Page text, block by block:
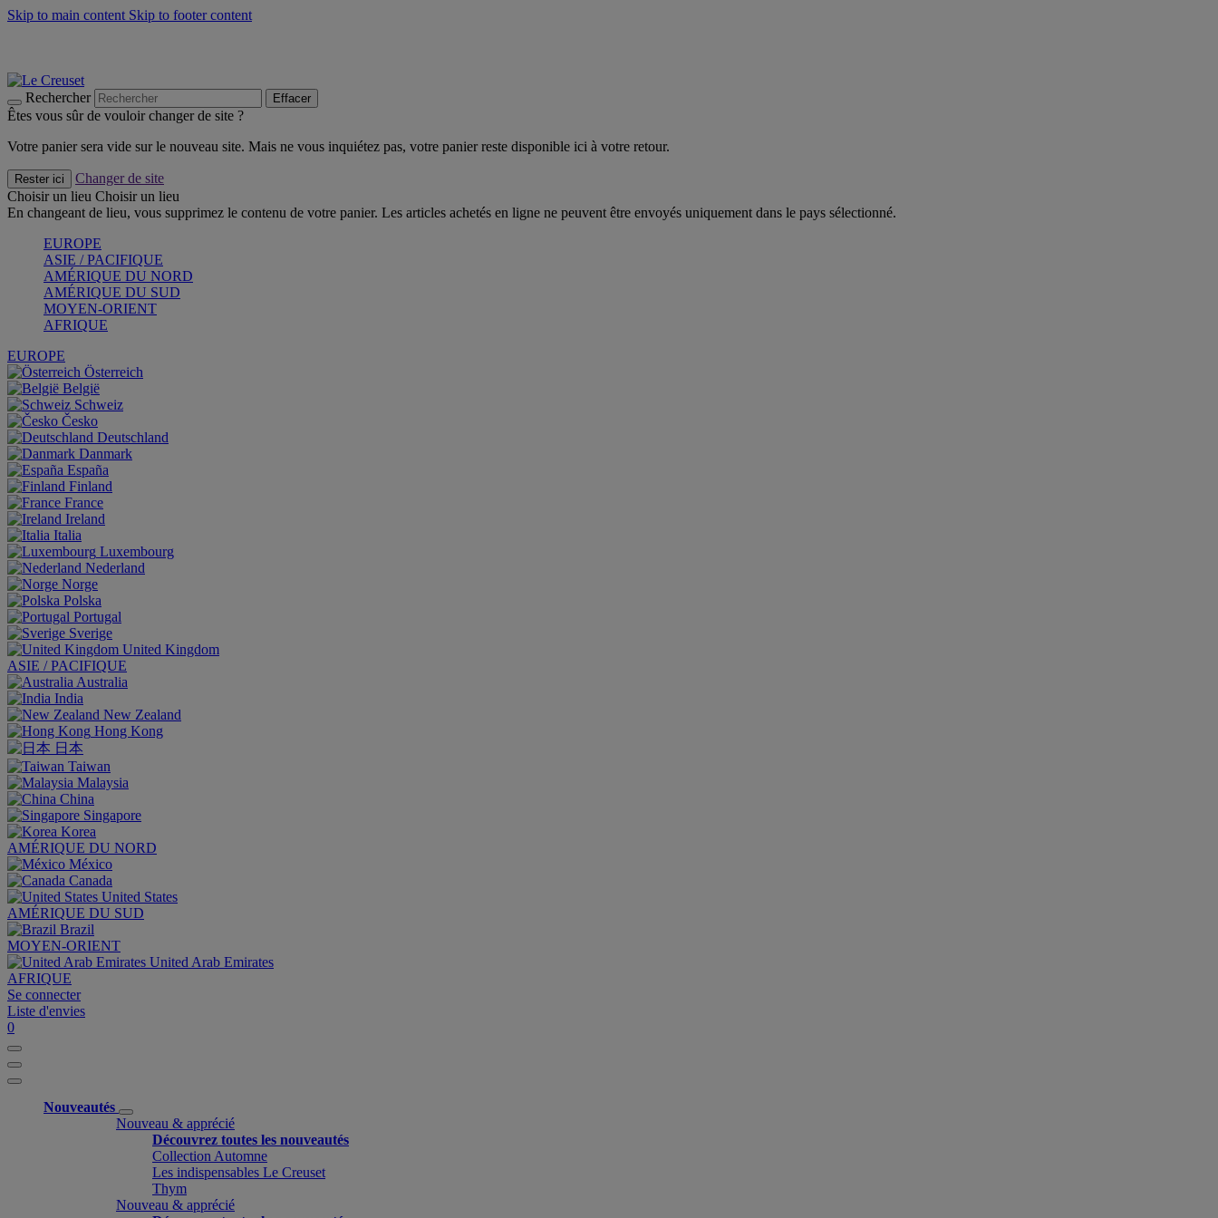
Skip to main content Skip to footer content
Rechercher Effacer
Êtes vous sûr de vouloir changer de site ?
Votre panier sera vide sur le nouveau site. Mais ne vous inquiétez pas, votre panier reste disponible ici à votre retour.
Rester ici
Changer de site
Choisir un lieu Choisir un lieu
En changeant de lieu, vous supprimez le contenu de votre panier. Les articles achetés en ligne ne peuvent être envoyés uniquement dans le pays sélectionné.
EUROPE
ASIE / PACIFIQUE
AMÉRIQUE DU NORD
AMÉRIQUE DU SUD
MOYEN-ORIENT
AFRIQUE
EUROPE
Österreich
België
Schweiz
Česko
Deutschland
Danmark
España
Finland
France
Ireland
Italia
Luxembourg
Nederland
Norge
Polska
Portugal
Sverige
United Kingdom
ASIE / PACIFIQUE
Australia
India
New Zealand
Hong Kong
日本
Taiwan
Malaysia
China
Singapore
Korea
AMÉRIQUE DU NORD
México
Canada
United States
AMÉRIQUE DU SUD
Brazil
MOYEN-ORIENT
United Arab Emirates
AFRIQUE
Se connecter
Liste d'envies
0
Nouveautés
Nouveau & apprécié
Découvrez toutes les nouveautés
Collection Automne
Les indispensables Le Creuset
Thym
Nouveau & apprécié